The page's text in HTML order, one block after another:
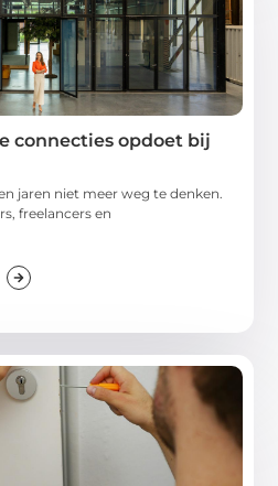
connecties opdoet bij
jaren niet meer weg te denken.
freelancers en